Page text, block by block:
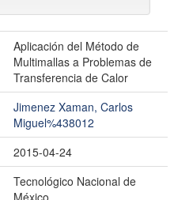
Aplicación del Método de
Multimallas a Problemas de
Transferencia de Calor
Jimenez Xaman, Carlos
Miguel%438012
2015-04-24
Tecnológico Nacional de